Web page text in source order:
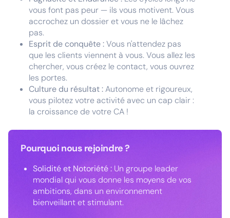
vous font pas peur — ils vous motivent. Vous
accrochez un dossier et vous ne le lâchez
pas.
Esprit de conquête :Vous n'attendez pas
que les clients viennent à vous. Vous allez les
chercher, vous créez le contact, vous ouvrez
les portes.
Culture du résultat :Autonome et rigoureux,
vous pilotez votre activité avec un cap clair :
la croissance de votre CA !
Pourquoi nous rejoindre ?
Solidité et Notoriété : Un groupe leader
mondial qui vous donne les moyens de vos
ambitions, dans un environnement
bienveillant et stimulant.